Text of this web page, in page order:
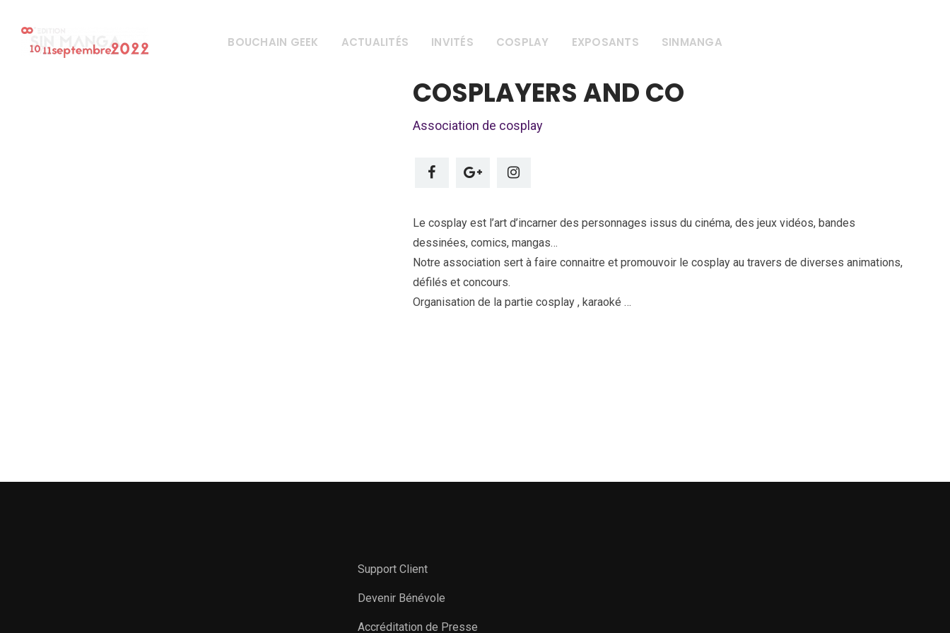
BOUCHAIN GEEK ACTUALITÉS INVITÉS COSPLAY EXPOSANTS SINMANGA
COSPLAYERS AND CO
Association de cosplay
Le cosplay est l’art d’incarner des personnages issus du cinéma, des jeux vidéos, bandes
dessinées, comics, mangas…
Notre association sert à faire connaitre et promouvoir le cosplay au travers de diverses animations,
défilés et concours.
Organisation de la partie cosplay , karaoké …
Support Client
Devenir Bénévole
Accréditation de Presse